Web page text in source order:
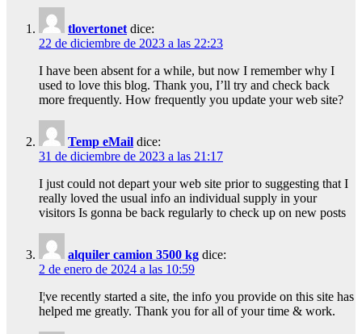
tlovertonet dice:
22 de diciembre de 2023 a las 22:23
I have been absent for a while, but now I remember why I
used to love this blog. Thank you, I’ll try and check back
more frequently. How frequently you update your web site?
Temp eMail dice:
31 de diciembre de 2023 a las 21:17
I just could not depart your web site prior to suggesting that I
really loved the usual info an individual supply in your
visitors Is gonna be back regularly to check up on new posts
alquiler camion 3500 kg dice:
2 de enero de 2024 a las 10:59
I¦ve recently started a site, the info you provide on this site has
helped me greatly. Thank you for all of your time & work.